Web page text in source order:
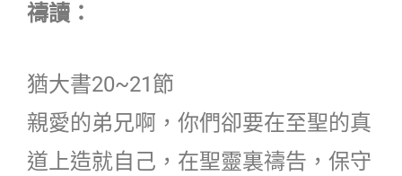
禱讀：
猶大書20~21節
親愛的弟兄啊，你們卻要在至聖的真
道上造就自己，在聖靈裏禱告，保守